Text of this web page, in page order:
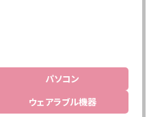
パソコン
ウェアラブル機器